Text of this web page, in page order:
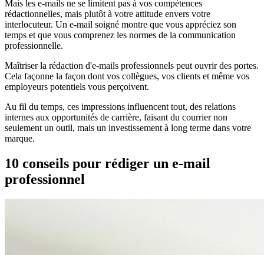
Mais les e-mails ne se limitent pas à vos compétences
rédactionnelles, mais plutôt à votre attitude envers votre
interlocuteur. Un e-mail soigné montre que vous appréciez son
temps et que vous comprenez les normes de la communication
professionnelle.
Maîtriser la rédaction d'e-mails professionnels peut ouvrir des portes.
Cela façonne la façon dont vos collègues, vos clients et même vos
employeurs potentiels vous perçoivent.
Au fil du temps, ces impressions influencent tout, des relations
internes aux opportunités de carrière, faisant du courrier non
seulement un outil, mais un investissement à long terme dans votre
marque.
10 conseils pour rédiger un e-mail
professionnel